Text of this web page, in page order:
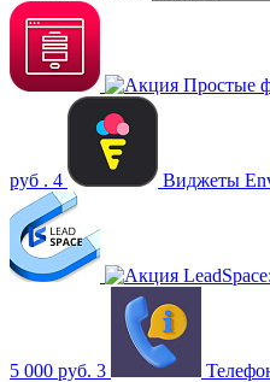
Простые
руб . 4 Виджеты
5 000 руб. 3